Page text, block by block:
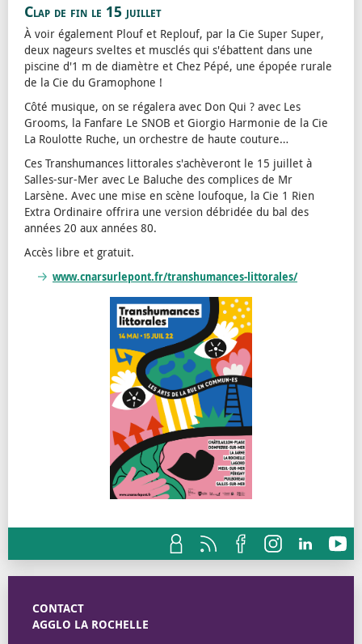
Clap de fin le 15 juillet
À voir également Plouf et Replouf, par la Cie Super Super,
deux nageurs sveltes et musclés qui s'ébattent dans une
piscine d'1 m de diamètre et Chez Pépé, une épopée rurale
de la Cie du Gramophone !
Côté musique, on se régalera avec Don Qui ? avec Les
Grooms, la Fanfare Le SNOB et Giorgio Harmonie de la Cie
La Roulotte Ruche, un orchestre de haute couture…
Ces Transhumances littorales s'achèveront le 15 juillet à
Salles-sur-Mer avec Le Baluche des complices de Mr
Larsène. Avec une mise en scène loufoque, la Cie 1 Rien
Extra Ordinaire offrira une version débridée du bal des
années 20 aux années 80.
Accès libre et gratuit.
www.cnarsurlepont.fr/transhumances-littorales/
CONTACT
AGGLO LA ROCHELLE